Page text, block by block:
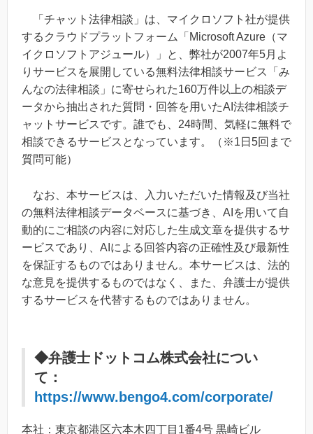
「チャット法律相談」は、マイクロソフト社が提供
するクラウドプラットフォーム「Microsoft Azure（マ
イクロソフトアジュール）」と、弊社が2007年5月よ
りサービスを展開している無料法律相談サービス「み
んなの法律相談」に寄せられた160万件以上の相談デ
ータから抽出された質問・回答を用いたAI法律相談チ
ャットサービスです。誰でも、24時間、気軽に無料で
相談できるサービスとなっています。（※1日5回まで
質問可能）
なお、本サービスは、入力いただいた情報及び当社
の無料法律相談データベースに基づき、AIを用いて自
動的にご相談の内容に対応した生成文章を提供するサ
ービスであり、AIによる回答内容の正確性及び最新性
を保証するものではありません。本サービスは、法的
な意見を提供するものではなく、また、弁護士が提供
するサービスを代替するものではありません。
◆弁護士ドットコム株式会社につい
て：
https://www.bengo4.com/corporate/
本社：東京都港区六本木四丁目1番4号 黒崎ビル